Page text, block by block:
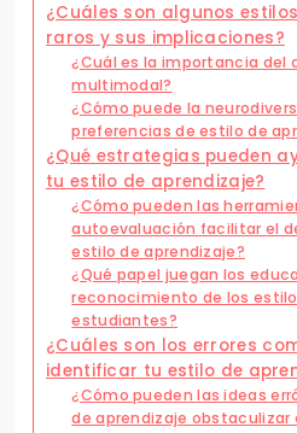
¿Cuáles son algunos
raros y sus implicaciones?
¿Cuál es la importancia del
multimodal?
¿Cómo puede la
preferencias de estilo de
¿Qué estrategias pueden
tu estilo de aprendizaje?
¿Cómo pueden las
autoevaluación facilitar el
estilo de aprendizaje?
¿Qué papel juegan los
reconocimiento de los
estudiantes?
¿Cuáles son los errores
identificar tu estilo de
¿Cómo pueden las ideas
de aprendizaje